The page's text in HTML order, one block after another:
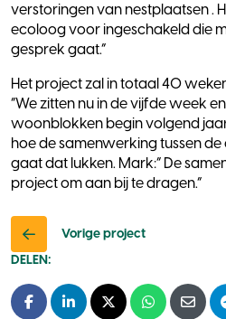
verstoringen van nestplaatsen .
ecoloog voor ingeschakeld die
gesprek gaat.”
Het project zal in totaal 40
“We zitten nu in de vijfde week
woonblokken begin volgend
hoe de samenwerking tussen
gaat dat lukken. Mark:” De
project om aan bij te dragen.”
Vorige project
DELEN:
Facebook
LinkedInX - TwitterWhatsapp
E-mail